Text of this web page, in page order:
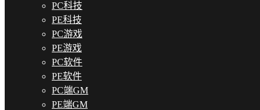
PC科技
PE科技
PC游戏
PE游戏
PC软件
PE软件
PC端GM
PE端GM